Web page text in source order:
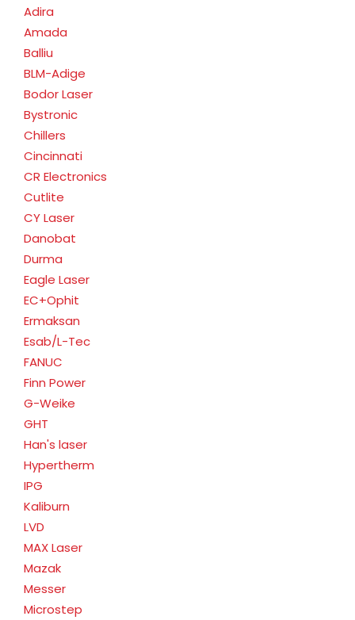
Adira
Amada
Balliu
BLM-Adige
Bodor Laser
Bystronic
Chillers
Cincinnati
CR Electronics
Cutlite
CY Laser
Danobat
Durma
Eagle Laser
EC+Ophit
Ermaksan
Esab/L-Tec
FANUC
Finn Power
G-Weike
GHT
Han's laser
Hypertherm
IPG
Kaliburn
LVD
MAX Laser
Mazak
Messer
Microstep